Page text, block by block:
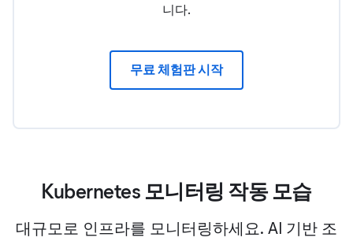
니다.
무료 체험판 시작
Kubernetes 모니터링 작동 모습
대규모로 인프라를 모니터링하세요. AI 기반 조